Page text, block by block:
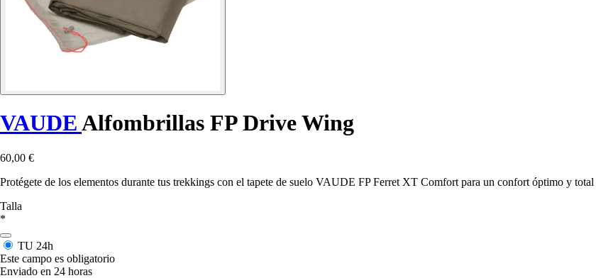
VAUDEAlfombrillas FP Drive Wing
60,00 €
Protégete de los elementos durante tus trekkings con el tapete de suelo VAUDE FP Ferret XT Comfort para un confort óptimo y total
Talla
*
TU 24h
Este campo es obligatorio
Enviado en 24 horas